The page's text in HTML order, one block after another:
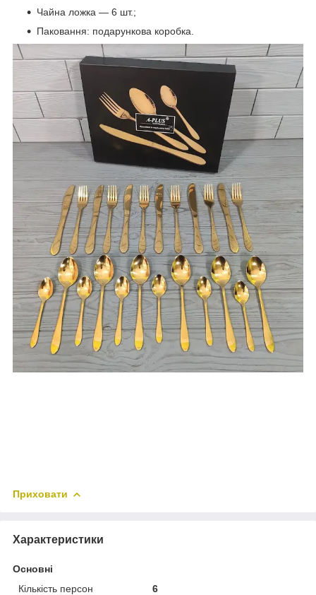
Чайна ложка — 6 шт.;
Паковання: подарункова коробка.
Приховати
Характеристики
Основні
Кількість персон
6